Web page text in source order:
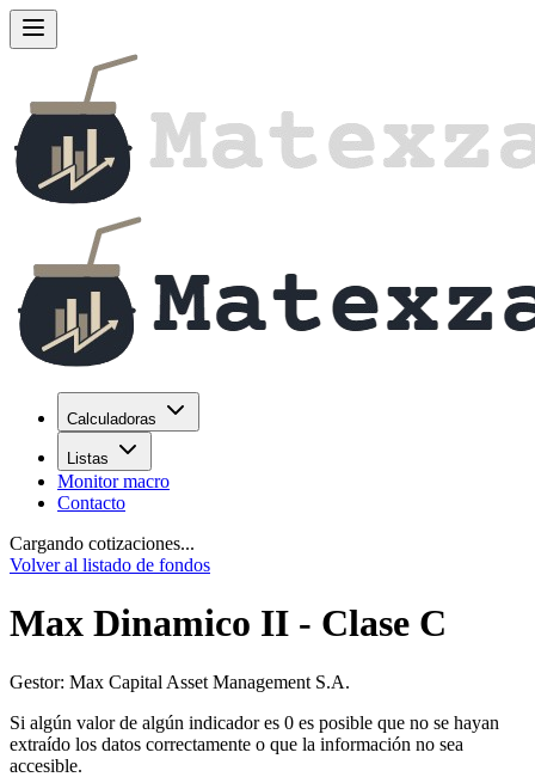
Calculadoras
Listas
Monitor macro
Contacto
Cargando cotizaciones...
Volver al listado de fondos
Max Dinamico II - Clase C
Gestor: Max Capital Asset Management S.A.
Si algún valor de algún indicador es 0 es posible que no se hayan
extraído los datos correctamente o que la información no sea
accesible.